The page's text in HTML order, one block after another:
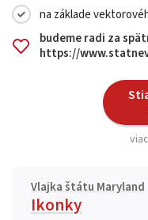
na základe
budeme radi za
https://
Vlajka štátu Maryland
Ikonky